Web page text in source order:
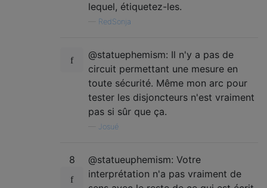
lequel, étiquetez-les.
RedSonja
@statuephemism: Il n'y a pas de
circuit permettant une mesure en
toute sécurité. Même mon arc pour
tester les disjoncteurs n'est vraiment
pas si sûr que ça.
Josué
8
@statueuphemism: Votre
interprétation n'a pas vraiment de